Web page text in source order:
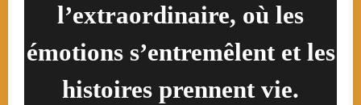
l’extraordinaire, où les
émotions s’entremêlent et les
histoires prennent vie.